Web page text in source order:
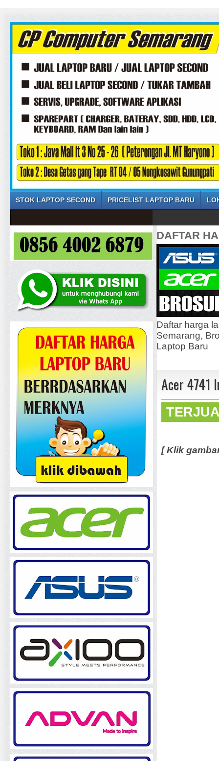
STOK LAPTOP SECOND PRICELIST LAPTOP BARU
DAFTAR
Daftar harga
Semarang,
Laptop Baru
Acer 4741
[ Klik